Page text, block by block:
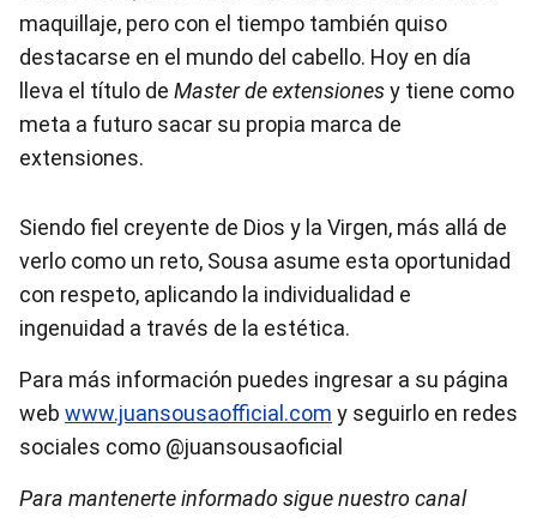
maquillaje, pero con el tiempo también quiso
destacarse en el mundo del cabello. Hoy en día
lleva el título de Master de extensionesy tiene como
meta a futuro sacar su propia marca de
extensiones.
Siendo fiel creyente de Dios y la Virgen, más allá de
verlo como un reto, Sousa asume esta oportunidad
con respeto, aplicando la individualidad e
ingenuidad a través de la estética.
Para más información puedes ingresar a su página
web www.juansousaofficial.com y seguirlo en redes
sociales como @juansousaoficial
Para mantenerte informado sigue nuestro canal